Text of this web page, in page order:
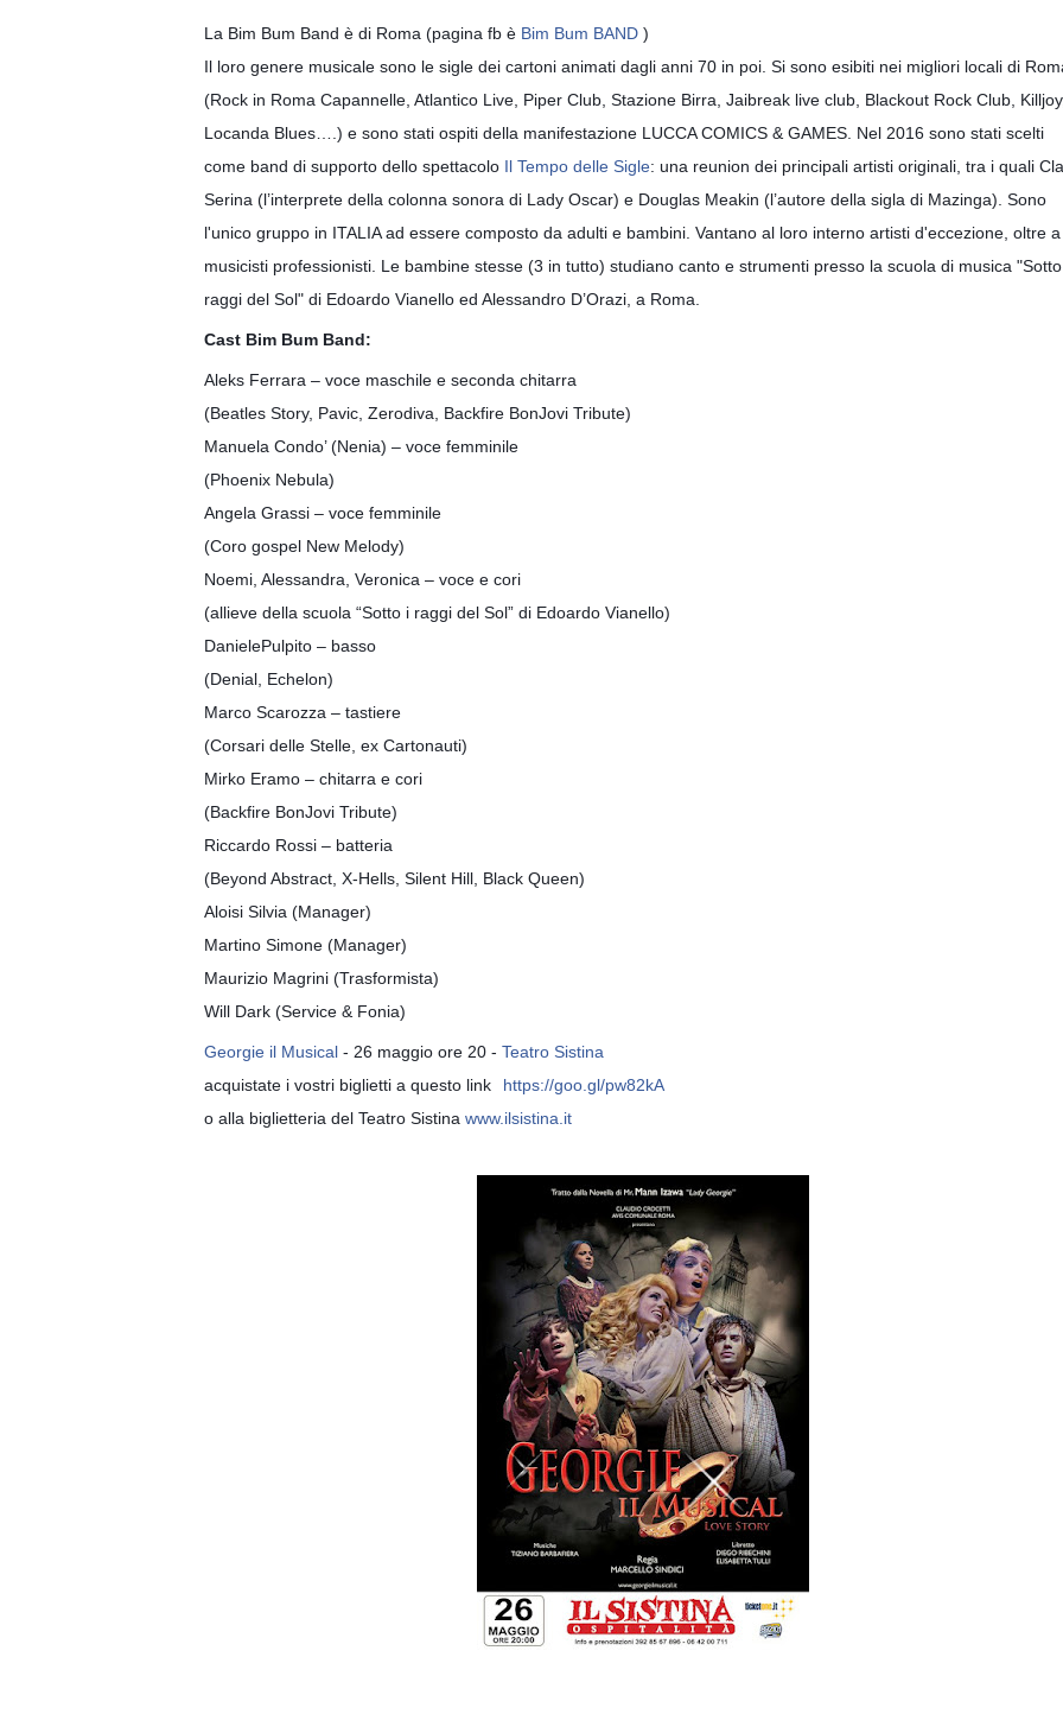
La Bim Bum Band è di Roma (pagina fb è Bim Bum BAND )
Il loro genere musicale sono le sigle dei cartoni animati dagli anni 70 in poi. Si sono esibiti nei migliori locali di
(Rock in Roma Capannelle, Atlantico Live, Piper Club, Stazione Birra, Jaibreak live club, Blackout Rock Club, Killjoy,
Locanda Blues….) e sono stati ospiti della manifestazione LUCCA COMICS & GAMES. Nel 2016 sono stati scelti
come band di supporto dello spettacolo Il Tempo delle Sigle: una reunion dei principali artisti originali, tra i quali
Serina (l’interprete della colonna sonora di Lady Oscar) e Douglas Meakin (l’autore della sigla di Mazinga). Sono
l'unico gruppo in ITALIA ad essere composto da adulti e bambini. Vantano al loro interno artisti d'eccezione, oltre a
musicisti professionisti. Le bambine stesse (3 in tutto) studiano canto e strumenti presso la scuola di musica
raggi del Sol" di Edoardo Vianello ed Alessandro D’Orazi, a Roma.
Cast Bim Bum Band:
Aleks Ferrara – voce maschile e seconda chitarra
(Beatles Story, Pavic, Zerodiva, Backfire BonJovi Tribute)
Manuela Condo’ (Nenia) – voce femminile
(Phoenix Nebula)
Angela Grassi – voce femminile
(Coro gospel New Melody)
Noemi, Alessandra, Veronica – voce e cori
(allieve della scuola “Sotto i raggi del Sol” di ‪Edoardo Vianello‬)
DanielePulpito – basso
‪(Denial, Echelon‬)
Marco Scarozza – tastiere
(Corsari delle Stelle, ex Cartonauti)
Mirko Eramo – chitarra e cori
(Backfire BonJovi Tribute)
Riccardo Rossi – batteria
(Beyond Abstract, X-Hells, Silent Hill, Black Queen)
Aloisi Silvia (Manager)
Martino Simone (Manager)
Maurizio Magrini (Trasformista)
Will Dark (Service & Fonia)
Georgie il Musical - 26 maggio ore 20 - Teatro Sistina
acquistate i vostri biglietti a questo link
https://goo.gl/pw82kA
o alla biglietteria del Teatro Sistina www.ilsistina.it